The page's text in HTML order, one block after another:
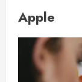
Apple